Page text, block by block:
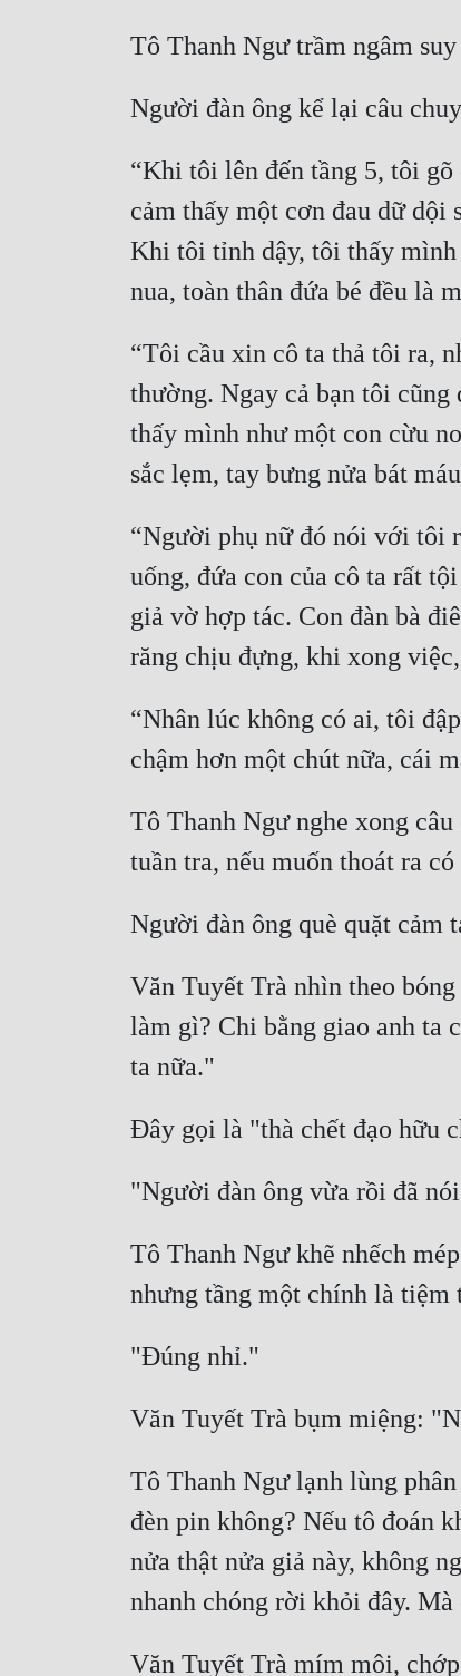
Tô Thanh Ngư trầm ngâm
Người đàn ông kể lại câu
“Khi tôi lên đến tầng 5, tôi
cảm thấy một cơn đau dữ dội
Khi tôi tỉnh dậy, tôi thấy
nua, toàn thân đứa bé đều là
“Tôi cầu xin cô ta thả tôi ra,
thường. Ngay cả bạn tôi
thấy mình như một con cừu
sắc lẹm, tay bưng nửa bát
“Người phụ nữ đó nói với tôi
uống, đứa con của cô ta rất
giả vờ hợp tác. Con đàn bà
răng chịu đựng, khi xong
“Nhân lúc không có ai, tôi
chậm hơn một chút nữa, cái
Tô Thanh Ngư nghe xong
tuần tra, nếu muốn thoát ra
Người đàn ông què quặt cảm
Văn Tuyết Trà nhìn theo
làm gì? Chi bằng giao anh ta
ta nữa."
Đây gọi là "thà chết đạo hữu
"Người đàn ông vừa rồi đã
Tô Thanh Ngư khẽ nhếch
nhưng tầng một chính là tiệm
"Đúng nhỉ."
Văn Tuyết Trà bụm miệng:
Tô Thanh Ngư lạnh lùng
đèn pin không? Nếu tô đoán
nửa thật nửa giả này, không
nhanh chóng rời khỏi đây.
Văn Tuyết Trà mím môi,